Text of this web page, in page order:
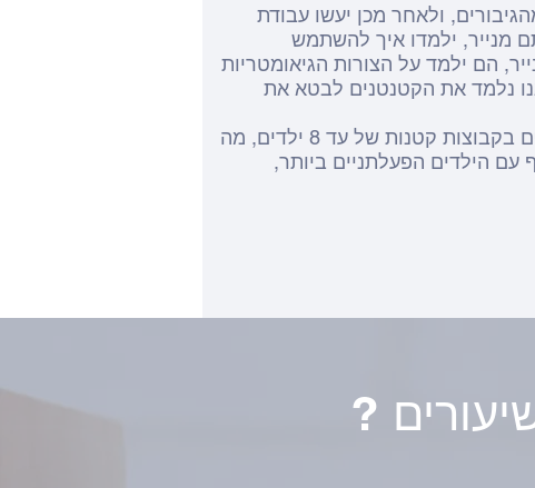
ולאחר מכן יעשו עבודת
מנייר, ילמדו איך להשתמש
הם ילמד על הצורות הגיאומטריות
נלמד את הקטנטנים לבטא את
החוג מתאים הן לילדים בעלי עיכוב בדיבור והן לילדים אשר מדברים מצוין. הלימודים נערכים בקבוצות קטנות של עד 8 ילדים, מה
הילדים הפעלתניים ביותר,